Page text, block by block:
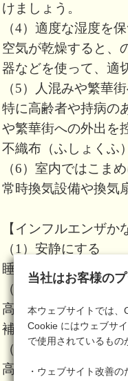
けましょう。
（4）適度な湿度を
空気が乾燥すると、
器などを使って、適
（5）人混みや繁華
特に高齢者や持病の
や繁華街への外出を
不織布（ふしょくふ
（6）室内ではこま
常時換気設備や換気
【インフルエンザか
（1）安静にする
睡眠を十分にとるな
（2）水分補給
高熱による発汗での
補給が必要です。
（3）具合が悪けれ
高熱が続く、呼吸が
当社はお客様の
本ウェブサイトでは、
Cookie にはウェブサ
で使用されているもの
・ウェブサイト改善